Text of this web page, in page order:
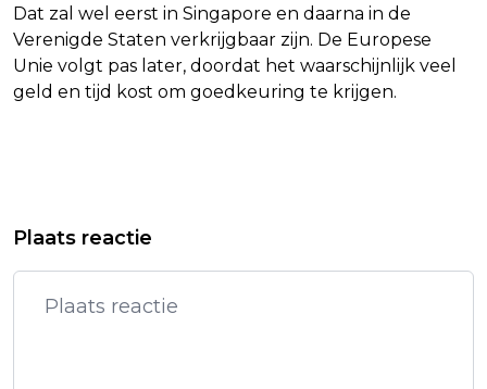
Dat zal wel eerst in Singapore en daarna in de
Verenigde Staten verkrijgbaar zijn. De Europese
Unie volgt pas later, doordat het waarschijnlijk veel
geld en tijd kost om goedkeuring te krijgen.
MET DOORPRATEN OVER MIGRATIE
GEEN POPCONCERTEN MEER IN DE
KUIP VANAF 2026 OM
GELUIDSOVERLAST
Plaats reactie